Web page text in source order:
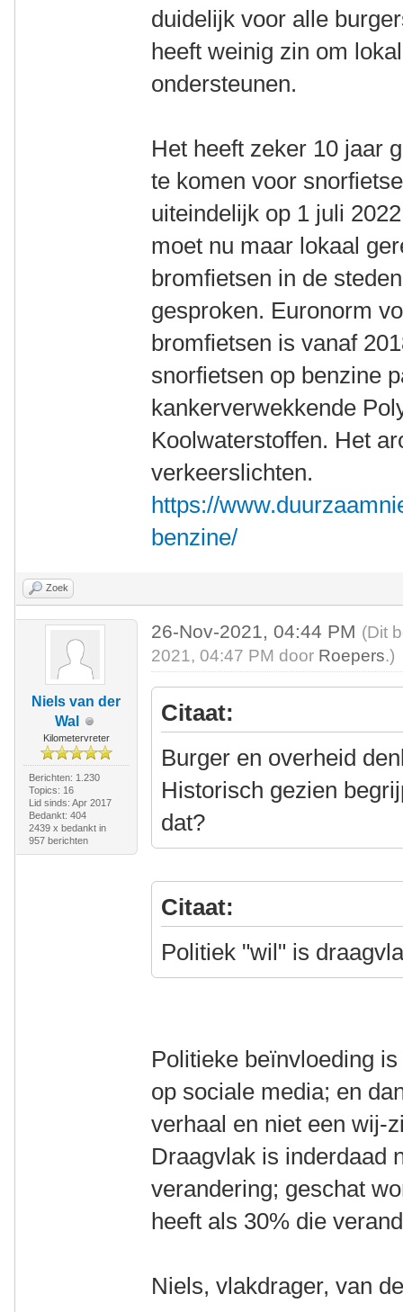
duidelijk voor alle
heeft weinig zin om
ondersteunen.
Het heeft zeker 10 jaar
te komen voor
uiteindelijk op 1 juli
moet nu maar lokaal
bromfietsen in de
gesproken. Euronorm
bromfietsen is vanaf
snorfietsen op benzine
kankerverwekkende
Koolwaterstoffen. Het
verkeerslichten.
https://
benzine/
Zoek
Niels van der
Wal
Kilometervreter
Berichten: 1.230
Topics: 16
Lid sinds: Apr 2017
Bedankt: 404
2439 x bedankt in
957 berichten
26-Nov-2021, 04:44 PM (Dit
2021, 04:47 PM door Roepers.)
Citaat:
Burger en overheid
Historisch gezien
dat?
Citaat:
Politiek "wil" is
Politieke beïnvloeding
op sociale media; en
verhaal en niet een wij-
Draagvlak is inderdaad
verandering; geschat
heeft als 30% die
Niels, vlakdrager, van